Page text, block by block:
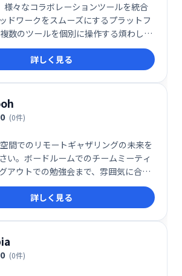
様々なコラボレーションツールを統合
ドワークをスムーズにするプラットフ
数のツールを個別に操作する煩わしさ
の場所で全てのコミュニケーションを
効率的な情報共有と円滑なチームワー
産性の向上に貢献します。
詳しく見る
(0件)
間でのリモートギャザリングの未来を
い。ボードルームでのチームミーティ
アウトでの勉強会まで、雰囲気に合っ
選択してください。あなたが本当にお
るようにチャットしてください。
詳しく見る
(0件)